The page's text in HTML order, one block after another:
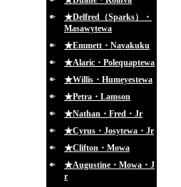
★Delfred（Sparks）・
Masawytewa
★Emmett・Navakuku
★Alaric・Polequaptewa
★Willis・Humeyestewa
★Petra・Lamson
★Nathan・Fred・Jr
★Cyrus・Josytewa・Jr
★Clifton・Mowa
★Augustine・Mowa・J
r